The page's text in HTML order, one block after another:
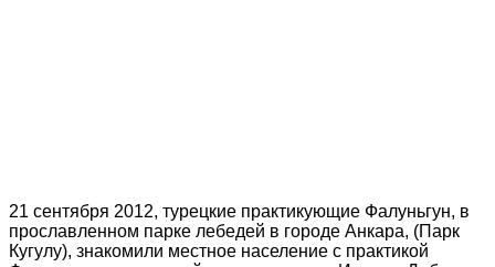
21 сентября 2012, турецкие практикующие Фалуньгун, в
прославленном парке лебедей в городе Анкара, (Парк
Кугулу), знакомили местное население с практикой